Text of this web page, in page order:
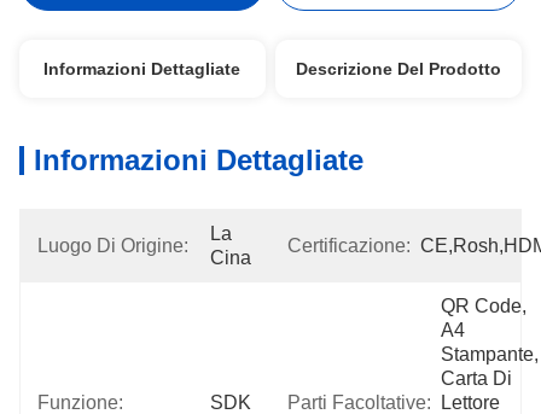
Informazioni Dettagliate Descrizione Del Prodotto
Informazioni Dettagliate
Luogo Di Origine:
La
Cina
Certificazione:
Funzione: SDK Parti Facoltative:
QR Code,
A4
Stampante,
Carta Di
Lettore